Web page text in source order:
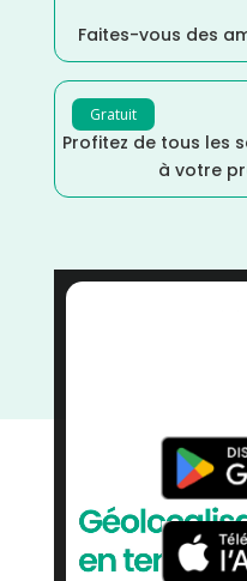
Faites-vous des
Gratuit
Profitez de tous les
à votre